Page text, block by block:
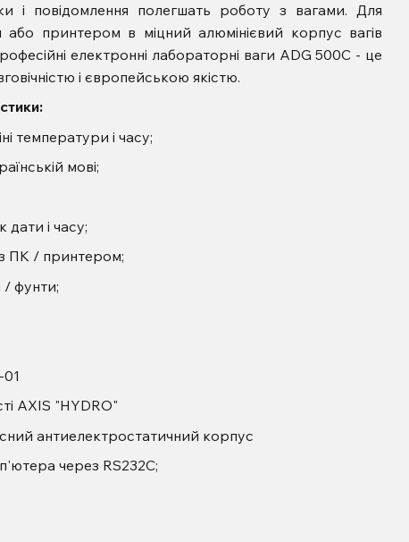
і повідомлення полегшать роботу з вагами. Для
принтером в міцний алюмінієвий корпус вагів
електронні лабораторні ваги ADG 500С - це
говічністю і європейською якістю.
температури і часу;
мові;
і часу;
з ПК / принтером;
/ фунти;
AXIS "HYDRO"
антиелектростатичний корпус
через RS232C;